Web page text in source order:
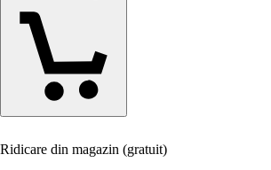
Ridicare din magazin (gratuit)